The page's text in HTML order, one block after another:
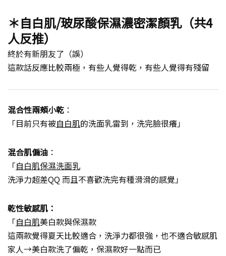
＊自白肌/玻尿酸保濕濃密潔顏乳（共4
人反推）
終於有新朋友了（誤）
這款話反應比較兩極，有些人覺得乾，有些人覺得有殘留
混合性兩頰小乾 ：
「目前只有被自白肌的洗面乳雷到，洗完臉很癢」
混合肌偏油 ：
「自白肌保濕洗面乳
洗淨力超差QQ 而且不喜歡洗完有種滑滑的感覺」
乾性敏感肌：
「自白肌美白款與保濕款
這兩款覺得夏天比較適合，洗淨力都很強，也不適合敏感肌
家人→美白款洗了偏乾，保濕款好一點而已